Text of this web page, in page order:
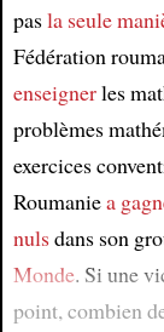
Article
pasla seule
Fédération
enseignerles
problèmes
exercices
Roumaniea
nulsdans son
Monde. Si une
point, combien